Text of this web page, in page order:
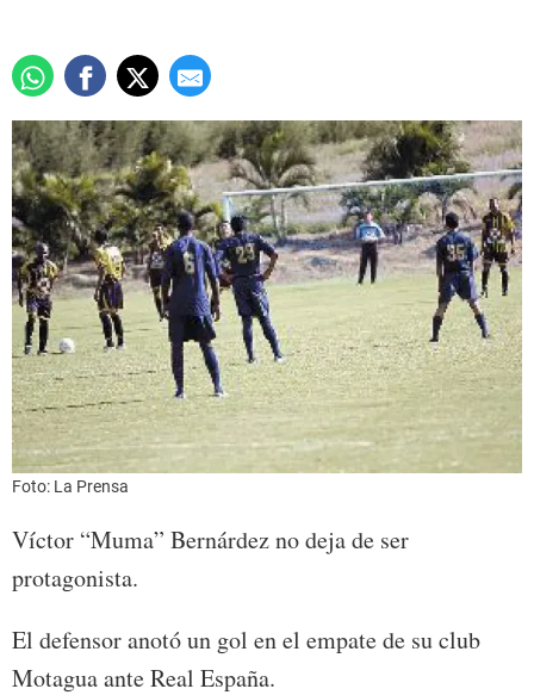
Foto: La Prensa
Víctor “Muma” Bernárdez no deja de ser
protagonista.
El defensor anotó un gol en el empate de su club
Motagua ante Real España.